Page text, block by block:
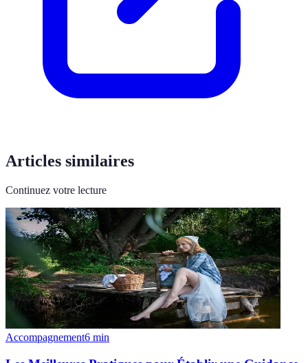
Articles similaires
Continuez votre lecture
Accompagnement6 min